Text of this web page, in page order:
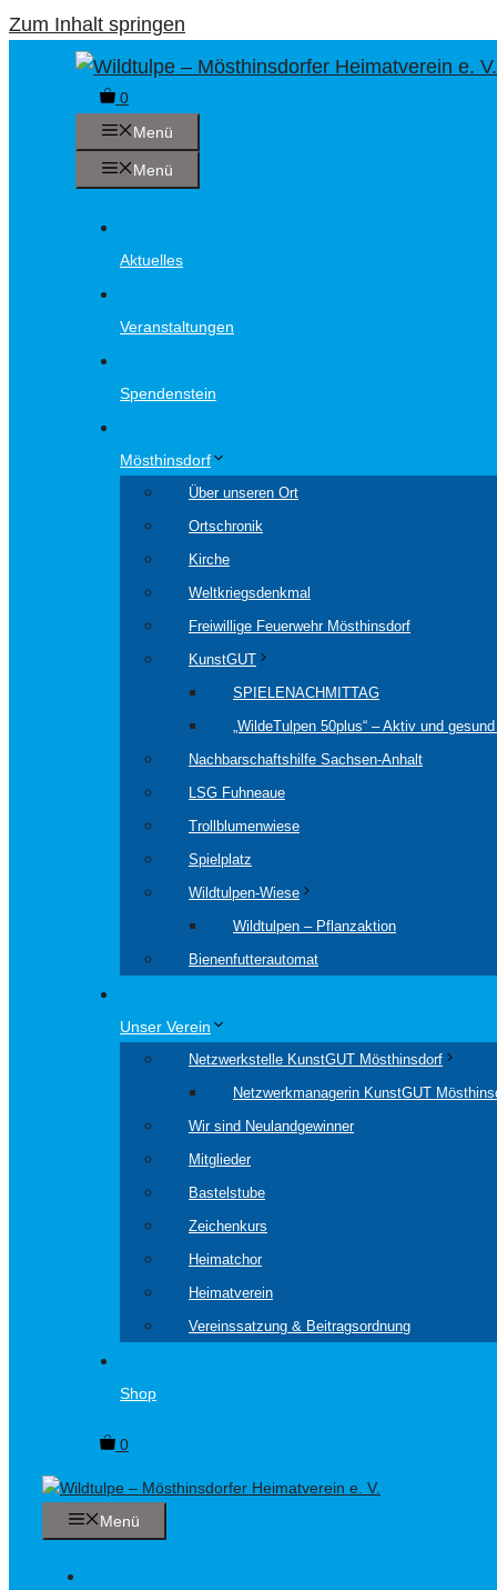
Zum Inhalt springen
0
Menü
Menü
Aktuelles
Veranstaltungen
Spendenstein
Mösthinsdorf
Über unseren Ort
Ortschronik
Kirche
Weltkriegsdenkmal
Freiwillige Feuerwehr Mösthinsdorf
KunstGUT
SPIELENACHMITTAG
„WildeTulpen 50plus“ – Aktiv und
Nachbarschaftshilfe Sachsen-Anhalt
LSG Fuhneaue
Trollblumenwiese
Spielplatz
Wildtulpen-Wiese
Wildtulpen – Pflanzaktion
Bienenfutterautomat
Unser Verein
Netzwerkstelle KunstGUT Mösthinsdorf
Netzwerkmanagerin KunstGUT
Wir sind Neulandgewinner
Mitglieder
Bastelstube
Zeichenkurs
Heimatchor
Heimatverein
Vereinssatzung & Beitragsordnung
Shop
0
Menü